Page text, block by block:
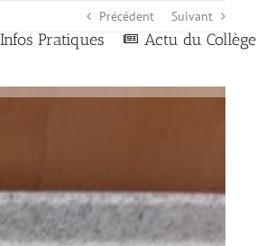
Infos Pratiques Actu du Collège
Précédent Suivant